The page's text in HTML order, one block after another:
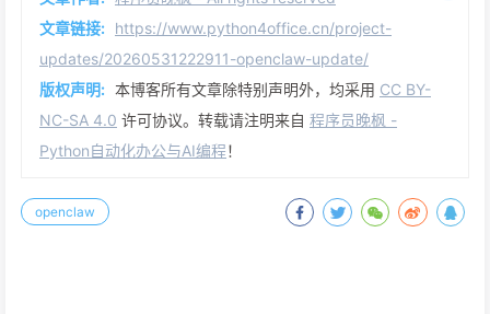
文章链接: https://www.python4office.cn/project-
updates/20260531222911-openclaw-update/
版权声明: 本博客所有文章除特别声明外，均采用 CC BY-
NC-SA 4.0 许可协议。转载请注明来自 程序员晚枫 -
Python自动化办公与AI编程！
openclaw